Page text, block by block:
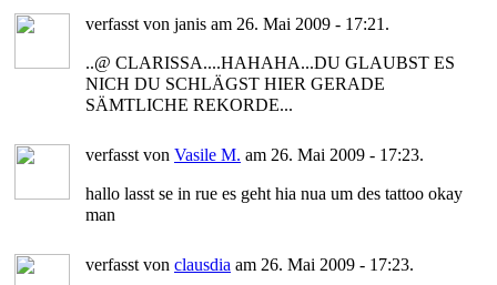
verfasst von janis am 26. Mai 2009 - 17:21.
..@ CLARISSA....HAHAHA...DU GLAUBST ES
NICH DU SCHLÄGST HIER GERADE
SÄMTLICHE REKORDE...
verfasst von Vasile M. am 26. Mai 2009 - 17:23.
hallo lasst se in rue es geht hia nua um des tattoo okay
man
verfasst von clausdia am 26. Mai 2009 - 17:23.